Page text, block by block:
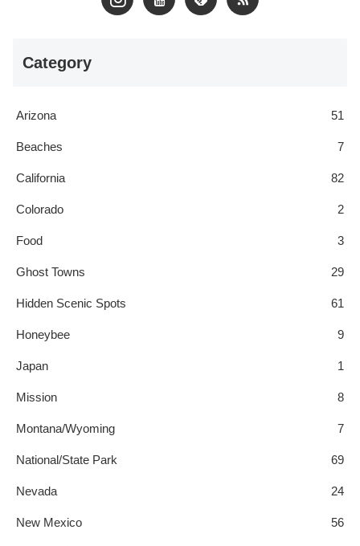
Category
Arizona 51
Beaches 7
California 82
Colorado 2
Food 3
Ghost Towns 29
Hidden Scenic Spots 61
Honeybee 9
Japan 1
Mission 8
Montana/Wyoming 7
National/State Park 69
Nevada 24
New Mexico 56